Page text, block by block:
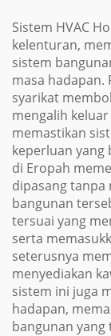
Sistem HVAC
kelenturan,
sistem
masa
syarikat
mengalih
memastikan
keperluan yang
di Eropah
dipasang
bangunan
tersuai yang
serta
seterusnya
menyediakan
sistem ini juga
hadapan,
bangunan